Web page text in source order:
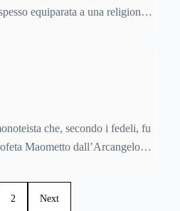
equiparata a una religione
le sue origini attingono
Buddha. Ma vediamo più da
del Buddhismo, qual è la
dai praticanti di questa
che, secondo i fedeli, fu
Maometto dall’Arcangelo
conoscono a pieno questa
i suoi pilastri e le sue correnti
2 Next